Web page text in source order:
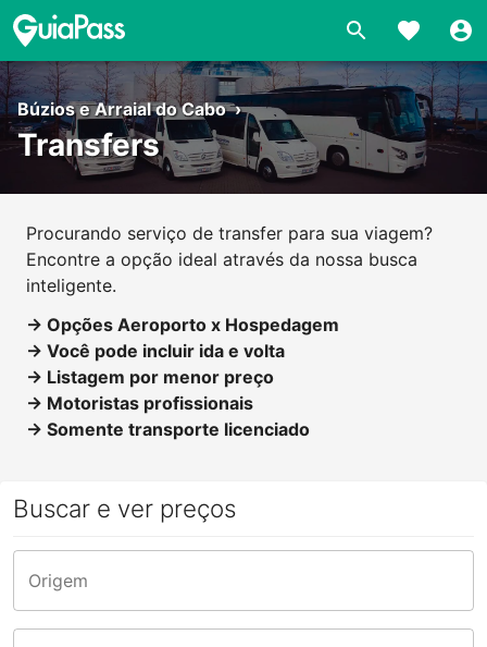
Búzios e Arraial do Cabo ›
Transfers
Procurando serviço de transfer para sua viagem?
Encontre a opção ideal através da nossa busca
inteligente.
→ Opções Aeroporto x Hospedagem
→ Você pode incluir ida e volta
→ Listagem por menor preço
→ Motoristas profissionais
→ Somente transporte licenciado
Buscar e ver preços
Origem